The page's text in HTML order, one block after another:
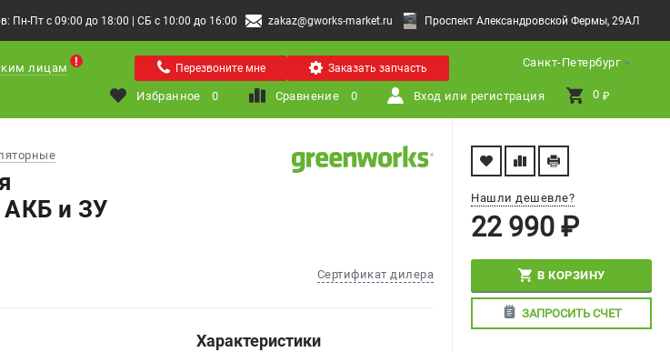
Пн-Пт с 09:00 до 18:00 | СБ с 10:00 до 16:00 zakaz@gworks-market.ru Проспект Александровской Фермы, 29АЛ
Санкт-Петербург
лицам Перезвоните мне Заказать запчасть
Избранное 0 Сравнение 0 Вход или регистрация 0 ₽
АКБ и ЗУ
Сертификат дилера
Нашли дешевле?
22 990 ₽
В КОРЗИНУ
ЗАПРОСИТЬ СЧЕТ
Характеристики